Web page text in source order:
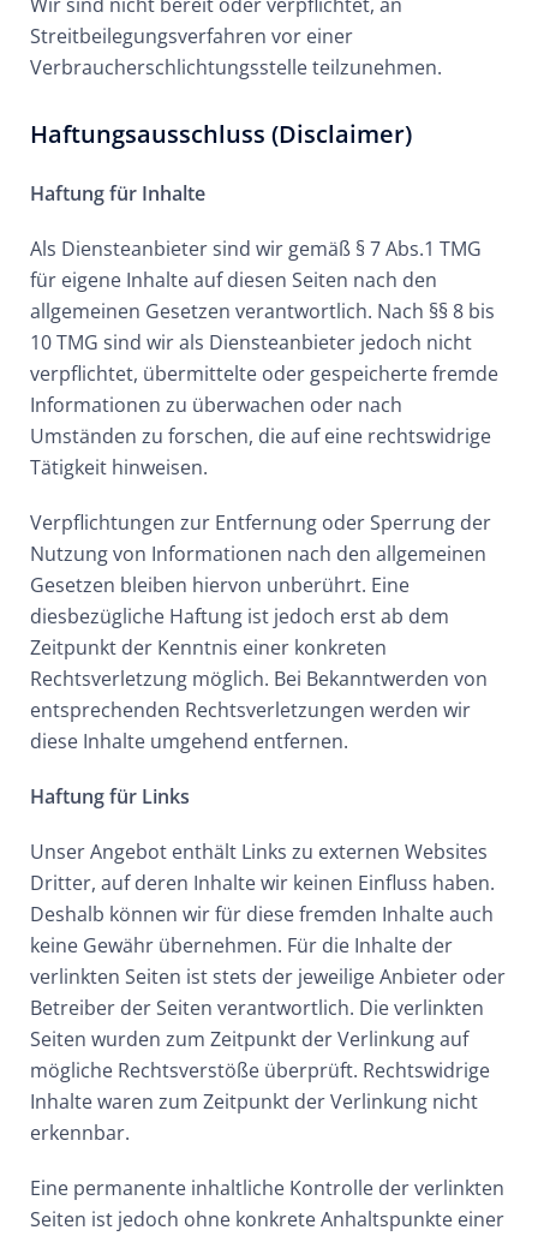
Streitbeilegungsverfahren vor einer
Verbraucherschlichtungsstelle teilzunehmen.
Haftungsausschluss (Disclaimer)
Haftung für Inhalte
Als Diensteanbieter sind wir gemäß § 7 Abs.1 TMG
für eigene Inhalte auf diesen Seiten nach den
allgemeinen Gesetzen verantwortlich. Nach §§ 8 bis
10 TMG sind wir als Diensteanbieter jedoch nicht
verpflichtet, übermittelte oder gespeicherte fremde
Informationen zu überwachen oder nach
Umständen zu forschen, die auf eine rechtswidrige
Tätigkeit hinweisen.
Verpflichtungen zur Entfernung oder Sperrung der
Nutzung von Informationen nach den allgemeinen
Gesetzen bleiben hiervon unberührt. Eine
diesbezügliche Haftung ist jedoch erst ab dem
Zeitpunkt der Kenntnis einer konkreten
Rechtsverletzung möglich. Bei Bekanntwerden von
entsprechenden Rechtsverletzungen werden wir
diese Inhalte umgehend entfernen.
Haftung für Links
Unser Angebot enthält Links zu externen Websites
Dritter, auf deren Inhalte wir keinen Einfluss haben.
Deshalb können wir für diese fremden Inhalte auch
keine Gewähr übernehmen. Für die Inhalte der
verlinkten Seiten ist stets der jeweilige Anbieter oder
Betreiber der Seiten verantwortlich. Die verlinkten
Seiten wurden zum Zeitpunkt der Verlinkung auf
mögliche Rechtsverstöße überprüft. Rechtswidrige
Inhalte waren zum Zeitpunkt der Verlinkung nicht
erkennbar.
Eine permanente inhaltliche Kontrolle der verlinkten
Seiten ist jedoch ohne konkrete Anhaltspunkte einer